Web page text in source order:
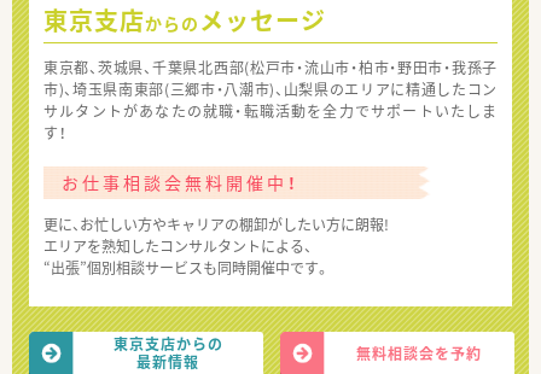
東京支店からの メッセージ
東京都、茨城県、千葉県北西部(松戸市・流山市・柏市・野田市・我孫子
市)、埼玉県南東部(三郷市・八潮市)、山梨県のエリアに精通したコン
サルタントがあなたの就職・転職活動を全力でサポートいたしま
す！
お仕事相談会無料開催中！
更に、お忙しい方やキャリアの棚卸がしたい方に朗報!
エリアを熟知したコンサルタントによる、
“出張”個別相談サービスも同時開催中です。
東京支店からの
最新情報
無料相談会を予約